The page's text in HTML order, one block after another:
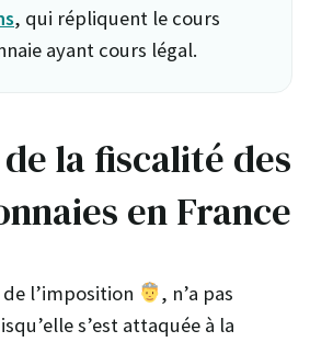
, qui répliquent le cours
ayant cours légal.
la fiscalité des
en France
l’imposition
, n’a pas
s’est attaquée à la